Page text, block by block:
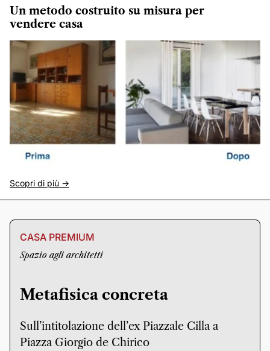
Un metodo costruito su misura per
vendere casa
Scopri di più ->
CASA PREMIUM
Spazio agli architetti
Metafisica concreta
Sull’intitolazione dell’ex Piazzale Cilla a
Piazza Giorgio de Chirico